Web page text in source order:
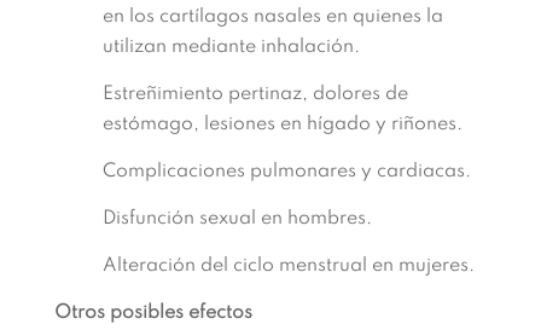
en los cartílagos nasales en quienes la
utilizan mediante inhalación.
Estreñimiento pertinaz, dolores de
estómago, lesiones en hígado y riñones.
Complicaciones pulmonares y cardiacas.
Disfunción sexual en hombres.
Alteración del ciclo menstrual en mujeres.
Otros posibles efectos